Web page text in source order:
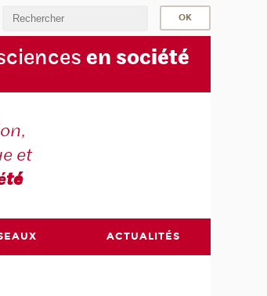
en société
et
té
ACTUALITÉS